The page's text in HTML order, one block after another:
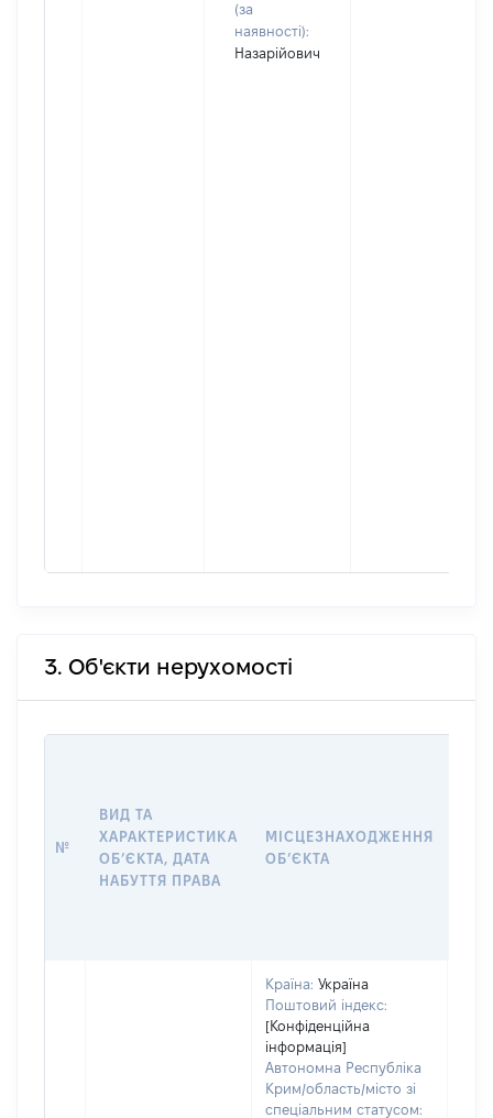
(за
наявності):
Назарійович
3. Об'єкти нерухомості
№
ВИД ТА
ХАРАКТЕРИСТИКА
ОБʼЄКТА, ДАТА
НАБУТТЯ ПРАВА
МІСЦЕЗНАХОДЖЕННЯ
ОБʼЄКТА
Країна: Україна
Поштовий індекс:
[Конфіденційна
інформація]
Автономна Республіка
Крим/область/місто зі
спеціальним статусом: